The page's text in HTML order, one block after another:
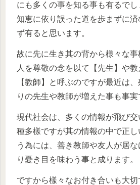
にも多くの事を知る事も有るで
知恵に依り誤った道を歩まずに
ず有ると思います。
故に先に生き其の背から様々な
人を尊敬の念を以て【先生】や
【教師】と呼ぶのですが最近は
りの先生や教師が増えた事も事実
現代社会は、多くの情報が飛び
種多樣ですが其の情報の中で正
う為には、善き教師や友人が居
り憂き目を味わう事と成ります。
ですから樣々なお付き合いも大